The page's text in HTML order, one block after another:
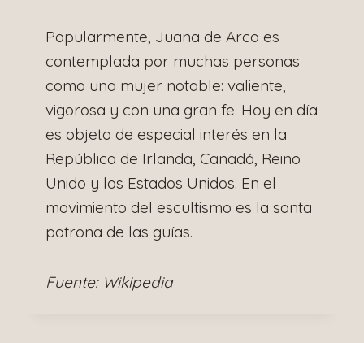
Popularmente, Juana de Arco es
contemplada por muchas personas
como una mujer notable: valiente,
vigorosa y con una gran fe. Hoy en día
es objeto de especial interés en la
República de Irlanda, Canadá, Reino
Unido y los Estados Unidos. En el
movimiento del escultismo es la santa
patrona de las guías.
Fuente: Wikipedia